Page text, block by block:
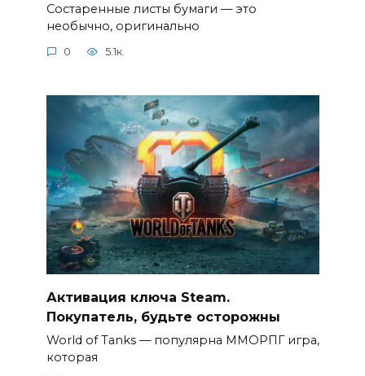
Состаренные листы бумаги — это
необычно, оригинально
0 5.1к.
Активация ключа Steam.
Покупатель, будьте осторожны
World of Tanks — популярна ММОРПГ игра,
которая